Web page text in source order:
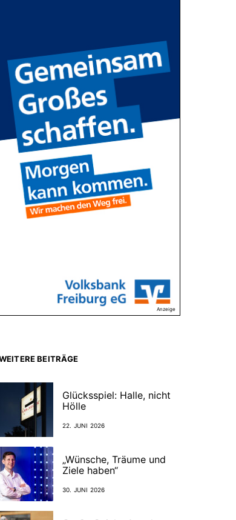
Anzeige
BEITRÄGE
Glücksspiel: Halle, nicht
Hölle
22. JUNI 2026
„Wünsche, Träume und
Ziele haben“
30. JUNI 2026